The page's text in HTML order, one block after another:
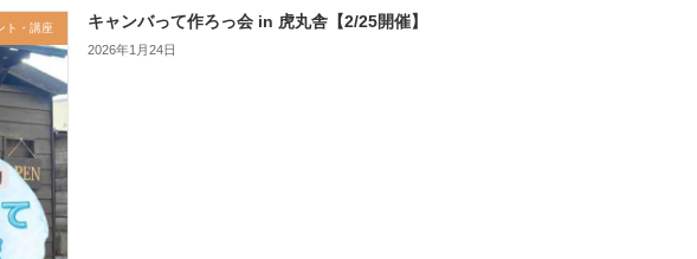
ト・講座 キャンバって作ろっ会 in 虎丸舎【2/25開催】
2026年1月24日